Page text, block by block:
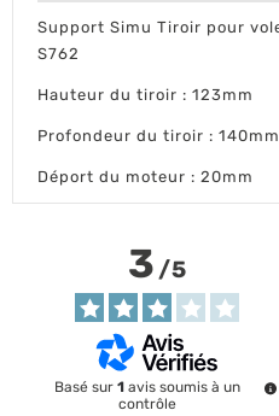
Support Simu Tiroir pour
S762
Hauteur du tiroir : 123mm
Profondeur du tiroir : 140mm
Déport du moteur : 20mm
3/5
Basé sur1 avis soumis à un
contrôle